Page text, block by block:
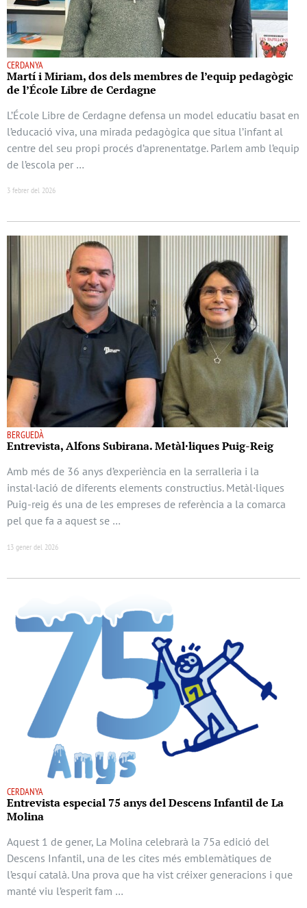
CERDANYA
Martí i Miriam, dos dels membres de l’equip pedagògic
de l’École Libre de Cerdagne
L’École Libre de Cerdagne defensa un model educatiu basat en
l’educació viva, una mirada pedagògica que situa l’infant al
centre del seu propi procés d’aprenentatge. Parlem amb l’equip
de l’escola per …
3 febrer del 2026
BERGUEDÀ
Entrevista, Alfons Subirana. Metàl·liques Puig-Reig
Amb més de 36 anys d’experiència en la serralleria i la
instal·lació de diferents elements constructius. Metàl·liques
Puig-reig és una de les empreses de referència a la comarca
pel que fa a aquest se …
13 gener del 2026
CERDANYA
Entrevista especial 75 anys del Descens Infantil de La
Molina
Aquest 1 de gener, La Molina celebrarà la 75a edició del
Descens Infantil, una de les cites més emblemàtiques de
l’esquí català. Una prova que ha vist créixer generacions i que
manté viu l’esperit fam …